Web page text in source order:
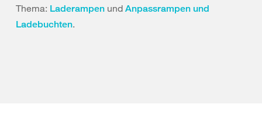
Thema: Laderampen und Anpassrampen und
Ladebuchten.